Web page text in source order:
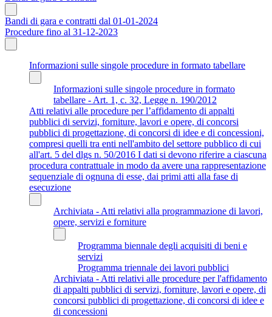
Bandi di gara e contratti dal 01-01-2024
Procedure fino al 31-12-2023
Informazioni sulle singole procedure in formato tabellare
Informazioni sulle singole procedure in formato
tabellare - Art. 1, c. 32, Legge n. 190/2012
Atti relativi alle procedure per l’affidamento di appalti
pubblici di servizi, forniture, lavori e opere, di concorsi
pubblici di progettazione, di concorsi di idee e di concessioni,
compresi quelli tra enti nell'ambito del settore pubblico di cui
all'art. 5 del dlgs n. 50/2016 I dati si devono riferire a ciascuna
procedura contrattuale in modo da avere una rappresentazione
sequenziale di ognuna di esse, dai primi atti alla fase di
esecuzione
Archiviata - Atti relativi alla programmazione di lavori,
opere, servizi e forniture
Programma biennale degli acquisiti di beni e
servizi
Programma triennale dei lavori pubblici
Archiviata - Atti relativi alle procedure per l'affidamento
di appalti pubblici di servizi, forniture, lavori e opere, di
concorsi pubblici di progettazione, di concorsi di idee e
di concessioni